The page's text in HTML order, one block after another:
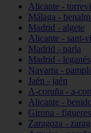
Alicante -
Málaga -
Madrid - algete
Alicante - sant-
Madrid - parla
Madrid - leganés
Navarra -
Jaén - jaén
A-coruña - a-
Alicante -
Girona - figueres
Zaragoza -